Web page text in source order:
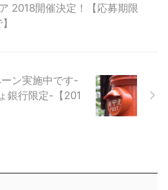
2018開催決定！【応募期限
ン実施中です-
銀行限定-【201